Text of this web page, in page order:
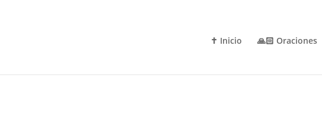
✝️ Inicio 🙏🏻 Oraciones